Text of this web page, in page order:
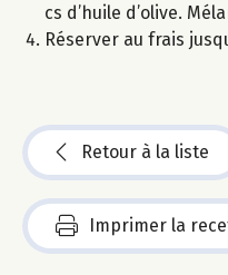
cs d’huile d’olive.
Réserver au frais
Retour à la liste
Imprimer la